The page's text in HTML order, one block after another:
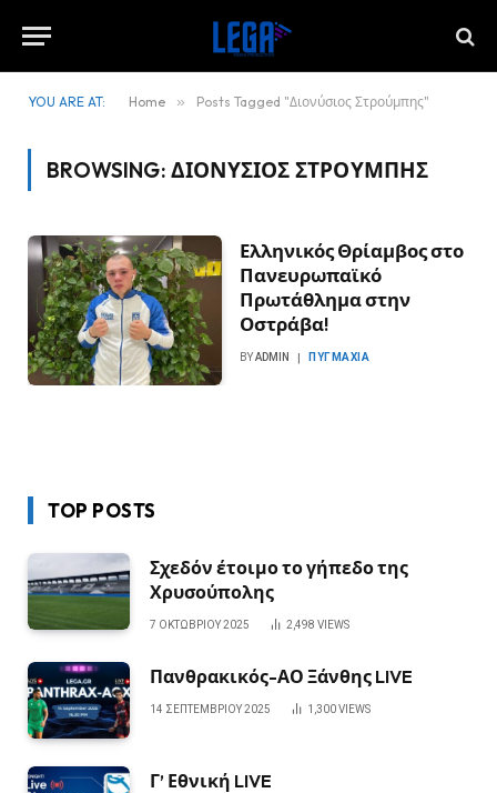
YOU ARE AT: Home » Posts Tagged "Διονύσιος Στρούμπης"
BROWSING: ΔΙΟΝΎΣΙΟΣ ΣΤΡΟΎΜΠΗΣ
Ελληνικός Θρίαμβος στο
Πανευρωπαϊκό
Πρωτάθλημα στην
Οστράβα!
BYADMIN ΠΥΓΜΑΧΊΑ
TOP POSTS
Σχεδόν έτοιμο το γήπεδο της
Χρυσούπολης
7 ΟΚΤΩΒΡΊΟΥ 2025 2,498 VIEWS
Πανθρακικός-ΑΟ Ξάνθης LIVE
14 ΣΕΠΤΕΜΒΡΊΟΥ 2025 1,300VIEWS
Γ’ Εθνική LIVE